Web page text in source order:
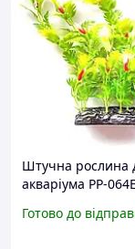
Штучна рослина
акваріума PP-
Готово до